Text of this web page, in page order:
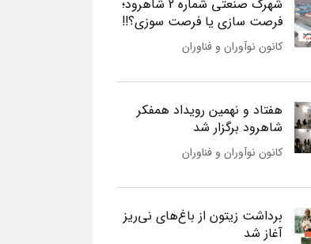
شهرک صنعتی شماره 2 شاهرود؛
فرصت سازی یا فرصت سوزی؟!!
کانون نوآوران و فناوران
هفتاد و نهمین رویداد همفکر
شاهرود برگزار شد
کانون نوآوران و فناوران
برداشت زیتون از باغ‌های نی‌ریز
آغاز شد